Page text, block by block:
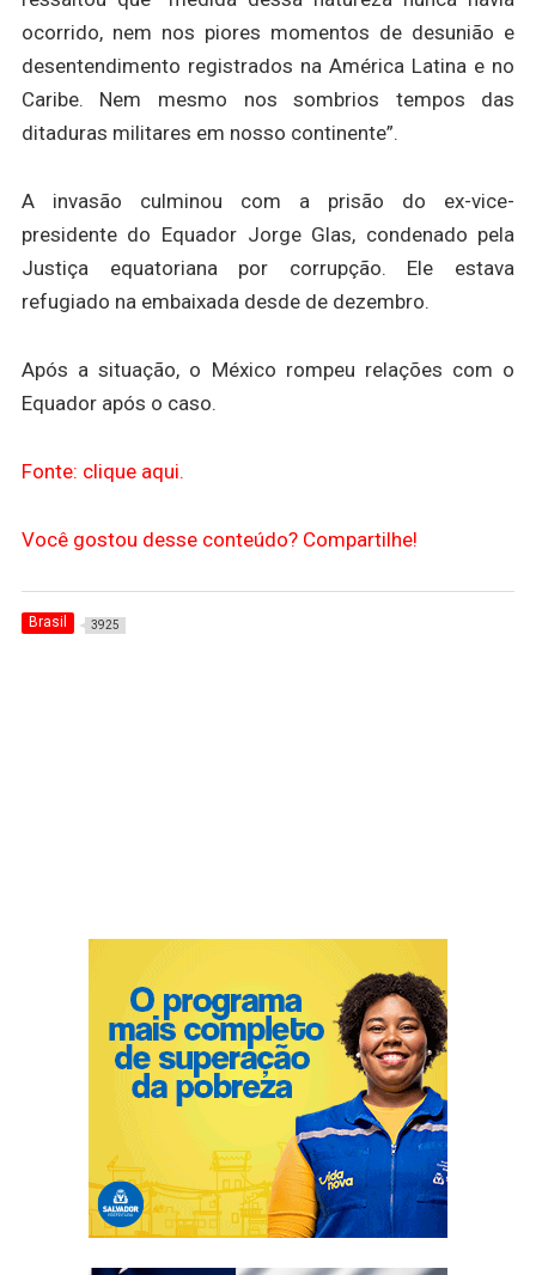
ocorrido, nem nos piores momentos de desunião e
desentendimento registrados na América Latina e no
Caribe. Nem mesmo nos sombrios tempos das
ditaduras militares em nosso continente”.
A invasão culminou com a prisão do ex-vice-
presidente do Equador Jorge Glas, condenado pela
Justiça equatoriana por corrupção. Ele estava
refugiado na embaixada desde de dezembro.
Após a situação, o México rompeu relações com o
Equador após o caso.
Fonte: clique aqui.
Você gostou desse conteúdo? Compartilhe!
Brasil 3925